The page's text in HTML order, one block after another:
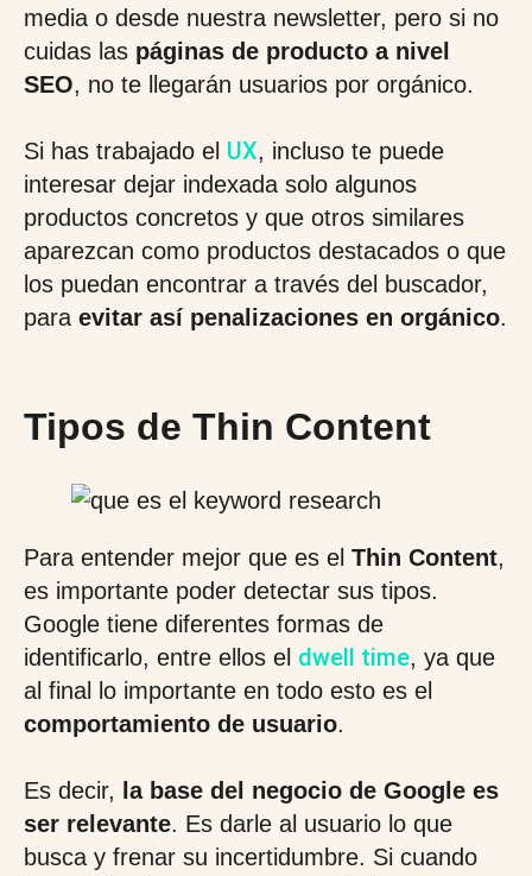
media o desde nuestra newsletter, pero si no
cuidas las páginas de producto a nivel
SEO, no te llegarán usuarios por orgánico.
Si has trabajado el UX, incluso te puede
interesar dejar indexada solo algunos
productos concretos y que otros similares
aparezcan como productos destacados o que
los puedan encontrar a través del buscador,
para evitar así penalizaciones en orgánico.
Tipos de Thin Content
Para entender mejor que es el Thin Content,
es importante poder detectar sus tipos.
Google tiene diferentes formas de
identificarlo, entre ellos el dwell time, ya que
al final lo importante en todo esto es el
comportamiento de usuario.
Es decir,
la base del negocio de Google es
ser relevante. Es darle al usuario lo que
busca y frenar su incertidumbre. Si cuando